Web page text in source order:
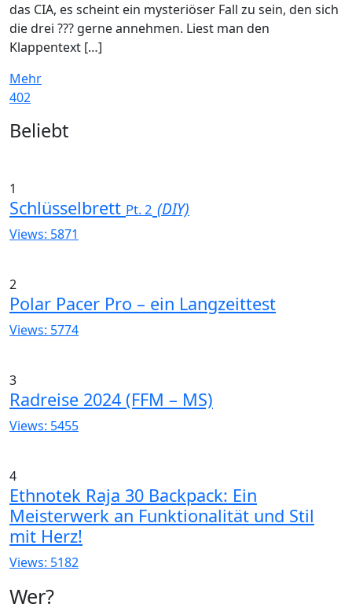
das CIA, es scheint ein mysteriöser Fall zu sein, den sich
die drei ??? gerne annehmen. Liest man den
Klappentext […]
Mehr
402
Widgets
Beliebt
1
Schlüsselbrett Pt. 2 (DIY)
Views: 5871
2
Polar Pacer Pro – ein Langzeittest
Views: 5774
3
Radreise 2024 (FFM – MS)
Views: 5455
4
Ethnotek Raja 30 Backpack: Ein
Meisterwerk an Funktionalität und Stil
mit Herz!
Views: 5182
Wer?